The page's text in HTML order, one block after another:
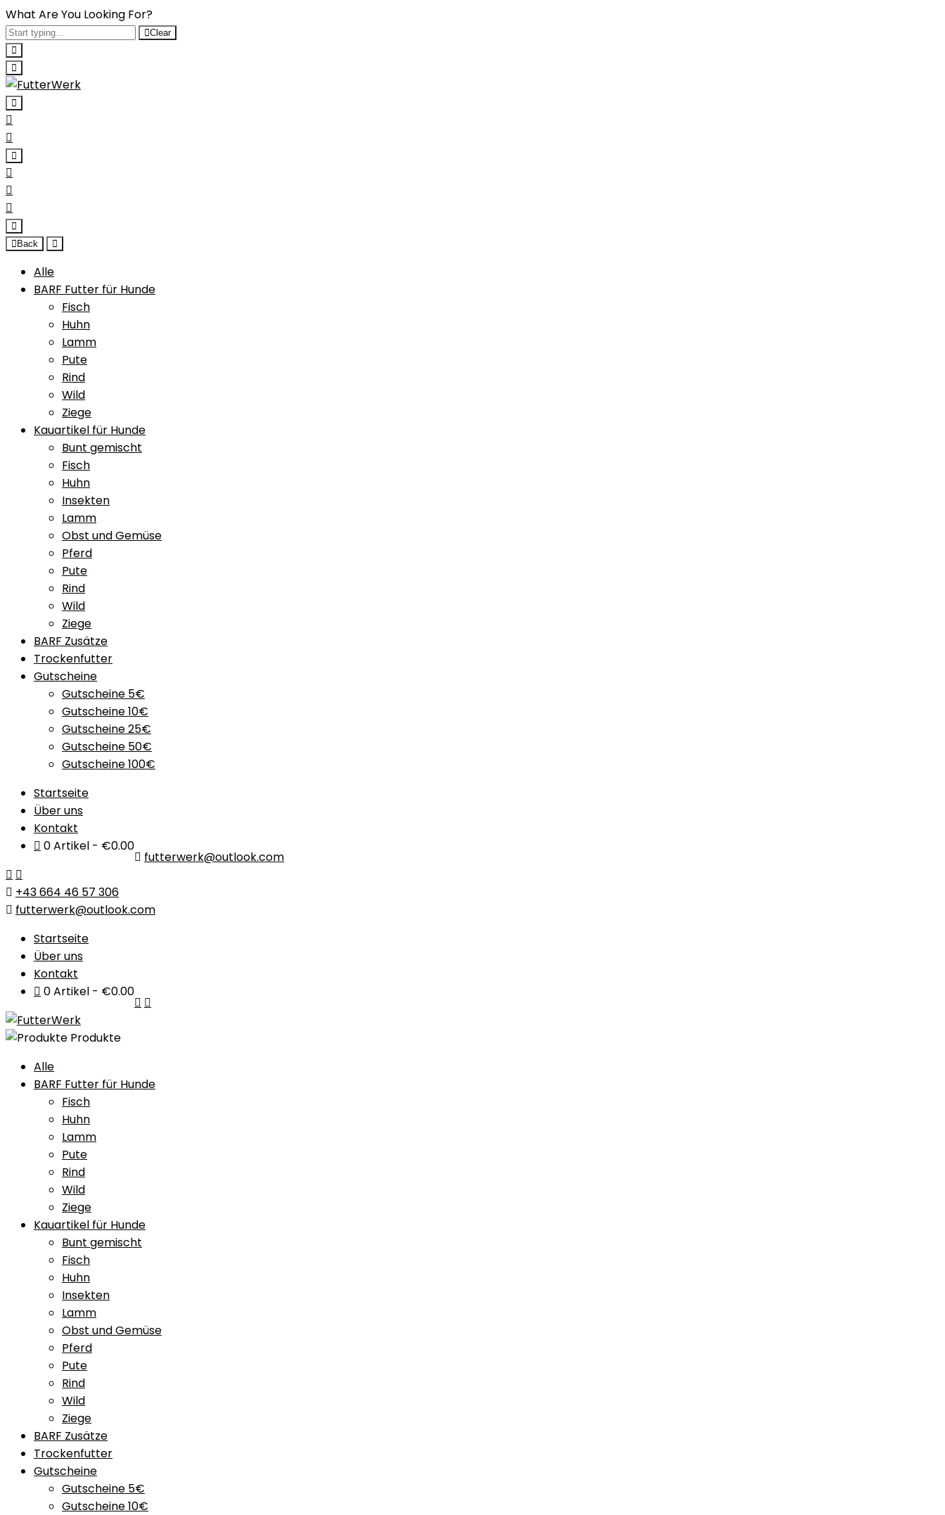
What Are You Looking For?
Clear
Back
Alle
BARF Futter für Hunde
Fisch
Huhn
Lamm
Pute
Rind
Wild
Ziege
Kauartikel für Hunde
Bunt gemischt
Fisch
Huhn
Insekten
Lamm
Obst und Gemüse
Pferd
Pute
Rind
Wild
Ziege
BARF Zusätze
Trockenfutter
Gutscheine
Gutscheine 5€
Gutscheine 10€
Gutscheine 25€
Gutscheine 50€
Gutscheine 100€
Startseite
Über uns
Kontakt
0 Artikel
€0.00
futterwerk@outlook.com
+43 664 46 57 306
futterwerk@outlook.com
Startseite
Über uns
Kontakt
0 Artikel
€0.00
Produkte
Alle
BARF Futter für Hunde
Fisch
Huhn
Lamm
Pute
Rind
Wild
Ziege
Kauartikel für Hunde
Bunt gemischt
Fisch
Huhn
Insekten
Lamm
Obst und Gemüse
Pferd
Pute
Rind
Wild
Ziege
BARF Zusätze
Trockenfutter
Gutscheine
Gutscheine 5€
Gutscheine 10€